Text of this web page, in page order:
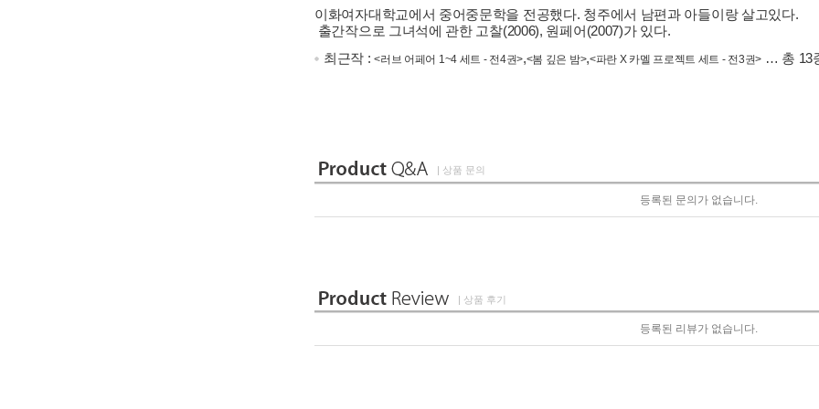
이화여자대학교에서 중어중문학을 전공했다. 청주에서 남편과 아들이랑 살고있다.
출간작으로 그녀석에 관한 고찰(2006), 원페어(2007)가 있다.
최근작 : <러브 어페어 1~4 세트 - 전4권>,<봄 깊은 밤>,<파란 X 카멜 프로젝트 세트 - 전3권> … 총 13
| 상품 문의
등록된 문의가 없습니다.
| 상품 후기
등록된 리뷰가 없습니다.